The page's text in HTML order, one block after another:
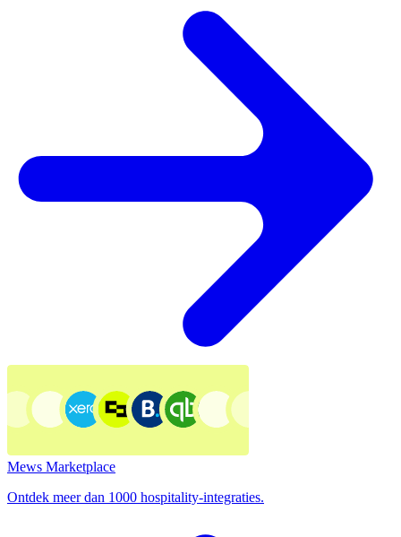
Mews Marketplace
Ontdek meer dan 1000 hospitality-integraties.